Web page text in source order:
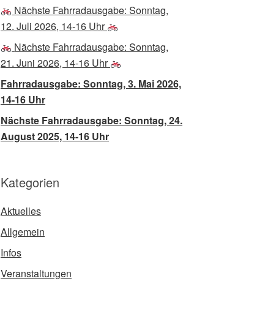
Nächste Fahrradausgabe: Sonntag,
12. Juli 2026, 14-16 Uhr
Nächste Fahrradausgabe: Sonntag,
21. Juni 2026, 14-16 Uhr
Fahrradausgabe: Sonntag, 3. Mai 2026,
14-16 Uhr
Nächste Fahrradausgabe: Sonntag, 24.
August 2025, 14-16 Uhr
Kategorien
Aktuelles
Allgemein
Infos
Veranstaltungen